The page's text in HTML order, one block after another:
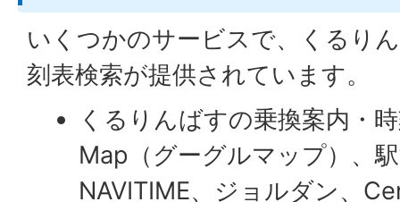
いくつかのサービスで、くるり
刻表検索が提供されています。
くるりんばすの乗換案内・
Map（グーグルマップ）、
NAVITIME、ジョルダン、